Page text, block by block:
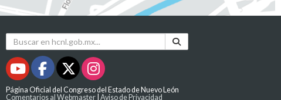
Página Oficial del Congreso del Estado de Nuevo León
Comentarios al Webmaster |Aviso de Privacidad